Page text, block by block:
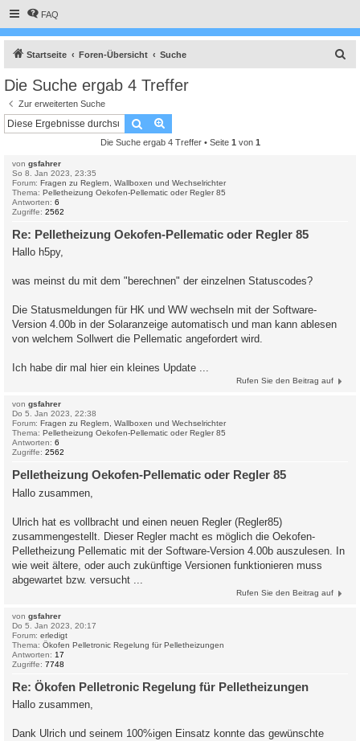
FAQ
Startseite Foren-Übersicht Suche
Die Suche ergab 4 Treffer
Zur erweiterten Suche
Suche
Die Suche ergab 4 Treffer • Seite 1 von 1
von gsfahrer
So 8. Jan 2023, 23:35
Forum: Fragen zu Reglern, Wallboxen und Wechselrichter
Thema: Pelletheizung Oekofen-Pellematic oder Regler 85
Antworten: 6
Zugriffe: 2562
Re: Pelletheizung Oekofen-Pellematic oder Regler 85
Hallo h5py,
was meinst du mit dem "berechnen" der einzelnen Statuscodes?
Die Statusmeldungen für HK und WW wechseln mit der Software-
Version 4.00b in der Solaranzeige automatisch und man kann ablesen
von welchem Sollwert die Pellematic angefordert wird.
Ich habe dir mal hier ein kleines Update ...
Rufen Sie den Beitrag auf
von gsfahrer
Do 5. Jan 2023, 22:38
Forum: Fragen zu Reglern, Wallboxen und Wechselrichter
Thema: Pelletheizung Oekofen-Pellematic oder Regler 85
Antworten: 6
Zugriffe: 2562
Pelletheizung Oekofen-Pellematic oder Regler 85
Hallo zusammen,
Ulrich hat es vollbracht und einen neuen Regler (Regler85)
zusammengestellt. Dieser Regler macht es möglich die Oekofen-
Pelletheizung Pellematic mit der Software-Version 4.00b auszulesen. In
wie weit ältere, oder auch zukünftige Versionen funktionieren muss
abgewartet bzw. versucht ...
Rufen Sie den Beitrag auf
von gsfahrer
Do 5. Jan 2023, 20:17
Forum: erledigt
Thema: Ökofen Pelletronic Regelung für Pelletheizungen
Antworten: 17
Zugriffe: 7748
Re: Ökofen Pelletronic Regelung für Pelletheizungen
Hallo zusammen,
Dank Ulrich und seinem 100%igen Einsatz konnte das gewünschte